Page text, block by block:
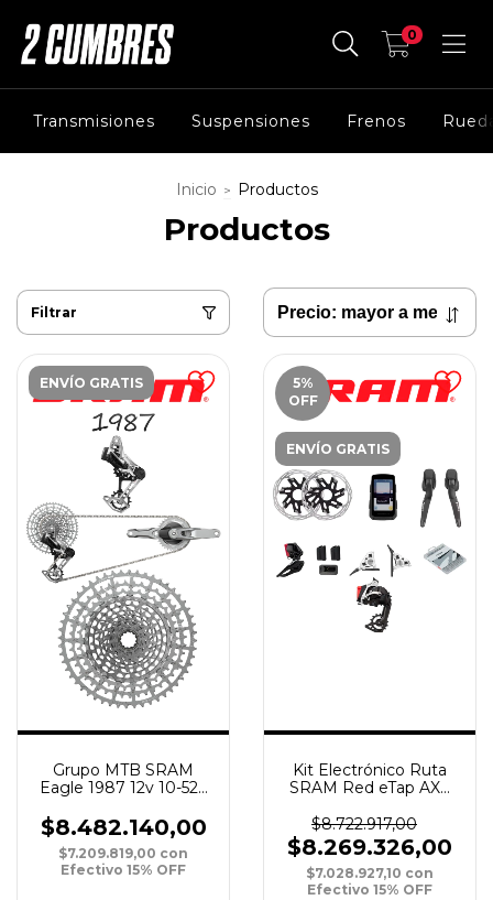
0
Transmisiones Suspensiones Frenos
Inicio > Productos
Productos
Filtrar
ENVÍO GRATIS
Grupo MTB SRAM
Eagle 1987 12v 10-52T
34T
$8.482.140,00
$7.209.819,00 con
Efectivo 15% OFF
5%
OFF
ENVÍO GRATIS
Kit Electrónico Ruta
SRAM Red eTap AXS
Hammerhead Karoo
$8.722.917,00
$8.269.326,00
$7.028.927,10 con
Efectivo 15% OFF